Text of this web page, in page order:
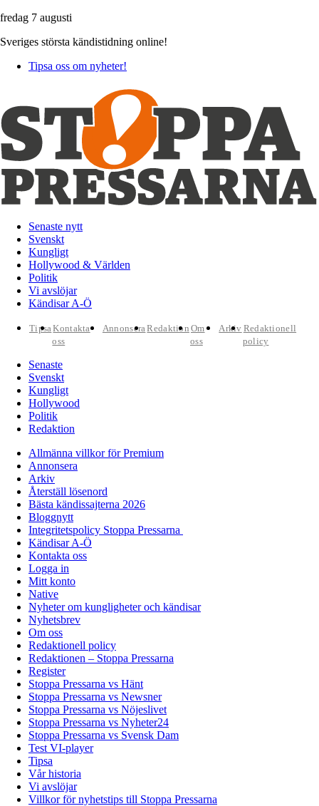
fredag 7 augusti
Sveriges största kändistidning online!
Tipsa oss om nyheter!
Senaste nytt
Svenskt
Kungligt
Hollywood & Världen
Politik
Vi avslöjar
Kändisar A-Ö
TipsaKontakta
oss
AnnonseraRedaktion Om
oss
Arkiv Redaktionell
policy
Senaste
Svenskt
Kungligt
Hollywood
Politik
Redaktion
Allmänna villkor för Premium
Annonsera
Arkiv
Återställ lösenord
Bästa kändissajterna 2026
Bloggnytt
Integritetspolicy Stoppa Pressarna
Kändisar A-Ö
Kontakta oss
Logga in
Mitt konto
Native
Nyheter om kungligheter och kändisar
Nyhetsbrev
Om oss
Redaktionell policy
Redaktionen – Stoppa Pressarna
Register
Stoppa Pressarna vs Hänt
Stoppa Pressarna vs Newsner
Stoppa Pressarna vs Nöjeslivet
Stoppa Pressarna vs Nyheter24
Stoppa Pressarna vs Svensk Dam
Test VI-player
Tipsa
Vår historia
Vi avslöjar
Villkor för nyhetstips till Stoppa Pressarna